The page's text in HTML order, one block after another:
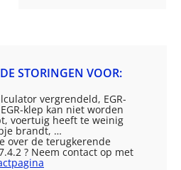
STORINGEN VOOR:
vergrendeld, EGR-
klep kan niet worden
voertuig heeft te weinig
brandt, …
over de terugkerende
? Neem contact op met